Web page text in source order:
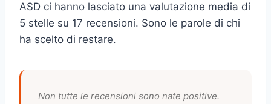
ASD ci hanno lasciato una valutazione media di
5 stelle su 17 recensioni. Sono le parole di chi
ha scelto di restare.
Non tutte le recensioni sono nate positive.